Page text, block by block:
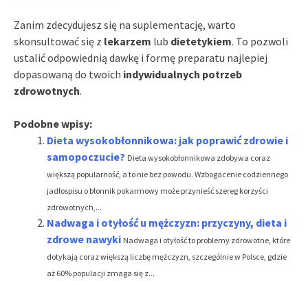
Zanim zdecydujesz się na suplementację, warto
skonsultować się z lekarzem lub dietetykiem. To pozwoli
ustalić odpowiednią dawkę i formę preparatu najlepiej
dopasowaną do twoich indywidualnych potrzeb
zdrowotnych.
Podobne wpisy:
Dieta wysokobłonnikowa: jak poprawić zdrowie i
samopoczucie? Dieta wysokobłonnikowa zdobywa coraz
większą popularność, a to nie bez powodu. Wzbogacenie codziennego
jadłospisu o błonnik pokarmowy może przynieść szereg korzyści
zdrowotnych,...
Nadwaga i otyłość u mężczyzn: przyczyny, dieta i
zdrowe nawyki Nadwaga i otyłość to problemy zdrowotne, które
dotykają coraz większą liczbę mężczyzn, szczególnie w Polsce, gdzie
aż 60% populacji zmaga się z...